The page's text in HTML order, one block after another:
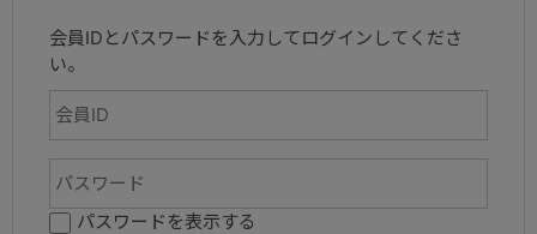
会員IDとパスワードを入力してログインしてくださ
い。
パスワードを表示する